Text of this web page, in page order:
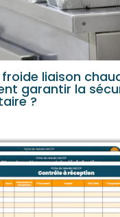
froide liaison
garantir la
?